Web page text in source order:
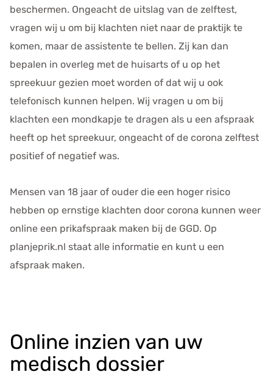
beschermen. Ongeacht de uitslag van de zelftest,
vragen wij u om bij klachten niet naar de praktijk te
komen, maar de assistente te bellen. Zij kan dan
bepalen in overleg met de huisarts of u op het
spreekuur gezien moet worden of dat wij u ook
telefonisch kunnen helpen. Wij vragen u om bij
klachten een mondkapje te dragen als u een afspraak
heeft op het spreekuur, ongeacht of de corona zelftest
positief of negatief was.
Mensen van 18 jaar of ouder die een hoger risico
hebben op ernstige klachten door corona kunnen weer
online een prikafspraak maken bij de GGD. Op
planjeprik.nl staat alle informatie en kunt u een
afspraak maken.
Online inzien van uw
medisch dossier